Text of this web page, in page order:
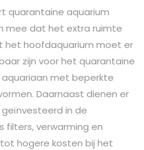
quarantaine aquarium
mee dat het extra ruimte
het hoofdaquarium moet er
zijn voor het quarantaine
met beperkte
Daarnaast dienen er
in de
filters, verwarming en
hogere kosten bij het